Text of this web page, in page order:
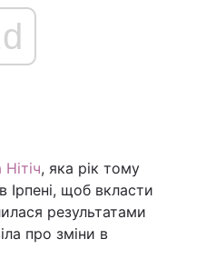
, яка рік тому
щоб вкласти
результатами
про зміни в